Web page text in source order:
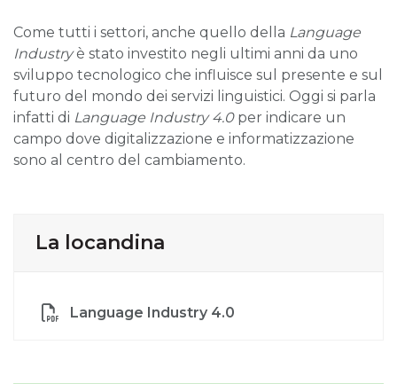
Come tutti i settori, anche quello della Language
Industryè stato investito negli ultimi anni da uno
sviluppo tecnologico che influisce sul presente e sul
futuro del mondo dei servizi linguistici. Oggi si parla
infatti di Language Industry 4.0per indicare un
campo dove digitalizzazione e informatizzazione
sono al centro del cambiamento.
La locandina
Language Industry 4.0